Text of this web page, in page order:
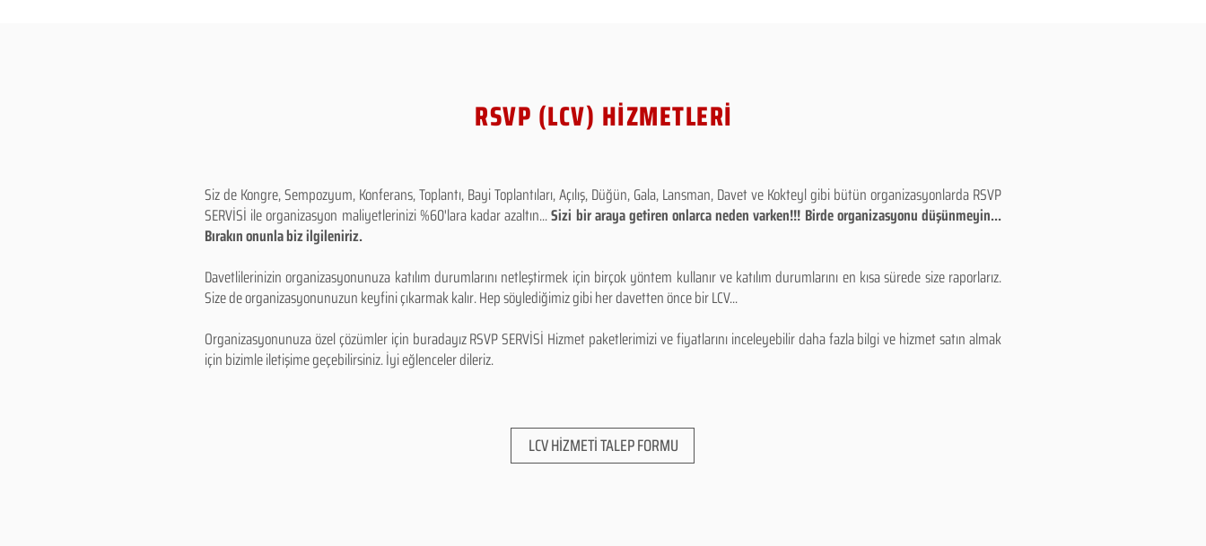
RSVP (LCV) HİZMETLERİ
Siz de Kongre, Sempozyum, Konferans, Toplantı, Bayi Toplantıları, Açılış, Düğün, Gala, Lansman, Davet ve Kokteyl gibi bütün organizasyonlarda RSVP
SERVİSİ ile organizasyon maliyetlerinizi %60'lara kadar azaltın...Sizi bir araya getiren onlarca neden varken!!! Birde organizasyonu düşünmeyin...
Bırakın onunla biz ilgileniriz.
Davetlilerinizin organizasyonunuza katılım durumlarını netleştirmek için birçok yöntem kullanır ve katılım durumlarını en kısa sürede size raporlarız.
Size de organizasyonunuzun keyfini çıkarmak kalır. Hep söylediğimiz gibi her davetten önce bir LCV...
Organizasyonunuza özel çözümler için buradayız RSVP SERVİSİ Hizmet paketlerimizi ve fiyatlarını inceleyebilir daha fazla bilgi ve hizmet satın almak
için bizimle iletişime geçebilirsiniz. İyi eğlenceler dileriz.
LCV HİZMETİ TALEP FORMU